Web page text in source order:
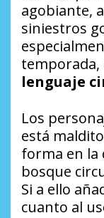
agobiante,
siniestros
temporada,
lenguaje
Los
está
forma en la
bosque
Si a ello
cuanto al